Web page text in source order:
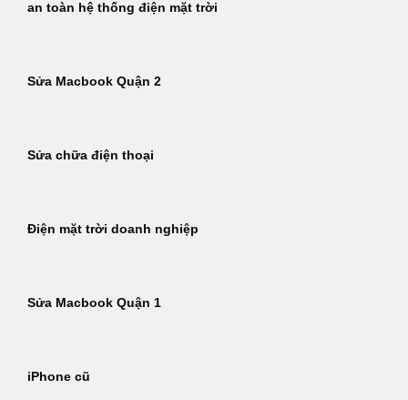
an toàn hệ thống điện mặt trời
Sửa Macbook Quận 2
Sửa chữa điện thoại
Điện mặt trời doanh nghiệp
Sửa Macbook Quận 1
iPhone cũ